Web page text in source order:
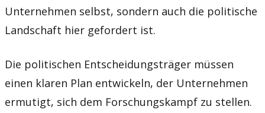
Unternehmen selbst, sondern auch die politische
Landschaft hier gefordert ist.
Die politischen Entscheidungsträger müssen
einen klaren Plan entwickeln, der Unternehmen
ermutigt, sich dem Forschungskampf zu stellen.